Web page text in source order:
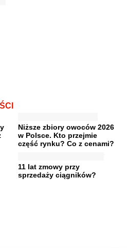
Niższe zbiory owoców 2026
w Polsce. Kto przejmie
część rynku? Co z cenami?
11 lat zmowy przy
sprzedaży ciągników?